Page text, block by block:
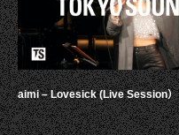
aimi – Lovesick (Live Session）